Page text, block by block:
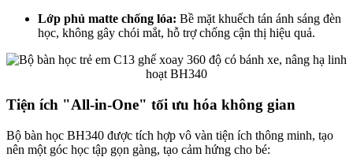
Lớp phủ matte chống lóa: Bề mặt khuếch tán ánh sáng đèn
học, không gây chói mắt, hỗ trợ chống cận thị hiệu quả.
Tiện ích "All-in-One" tối ưu hóa không gian
Bộ bàn học BH340 được tích hợp vô vàn tiện ích thông minh, tạo
nên một góc học tập gọn gàng, tạo cảm hứng cho bé: